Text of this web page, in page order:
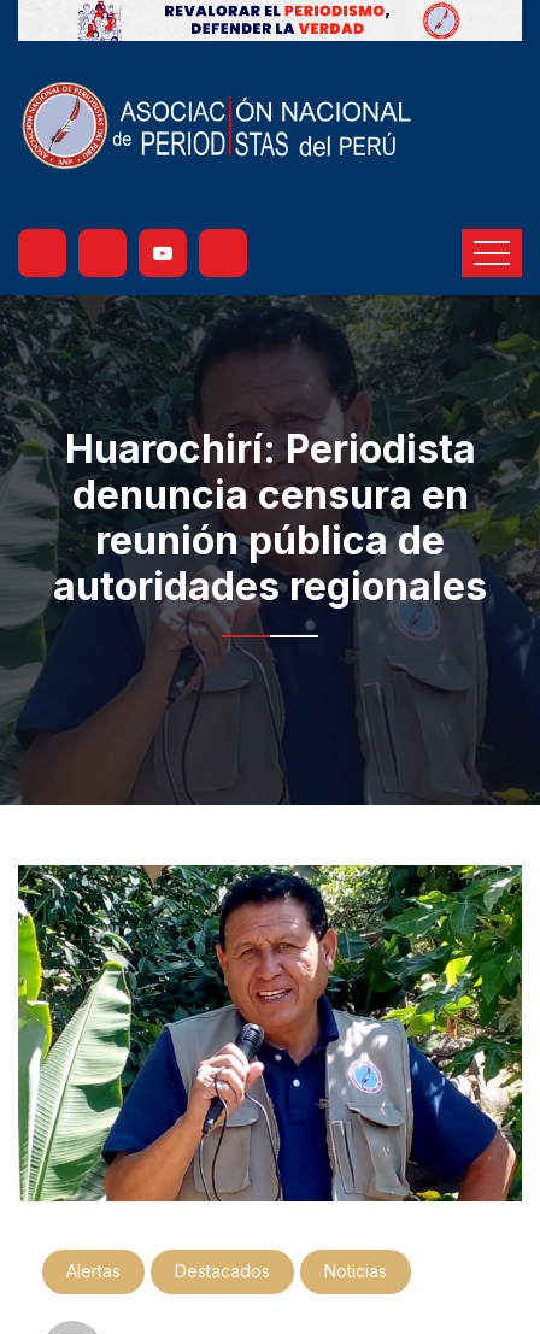
Huarochirí: Periodista
denuncia censura en
reunión pública de
autoridades regionales
Alertas Destacados Noticias